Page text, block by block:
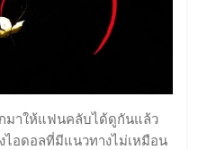
มาให้แฟนคลับได้ดูกันแล้ว
ไอดอลที่มีแนวทางไม่เหมือน